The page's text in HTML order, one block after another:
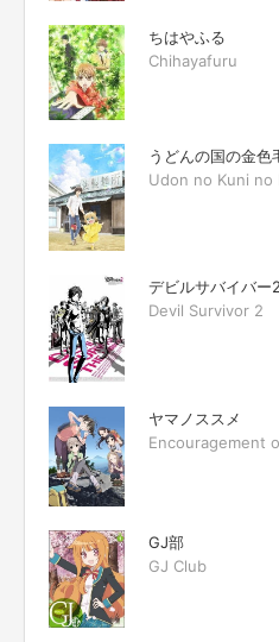
ちはやふる
Chihayafuru
うどんの国の金色
Udon no Kuni no
デビルサバイバー2
Devil Survivor 2
ヤマノススメ
Encouragement
GJ部
GJ Club